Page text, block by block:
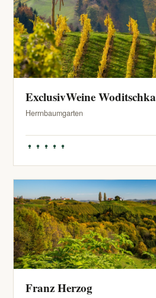
ExclusivWeine Woditschka
Herrnbaumgarten
Franz Herzog